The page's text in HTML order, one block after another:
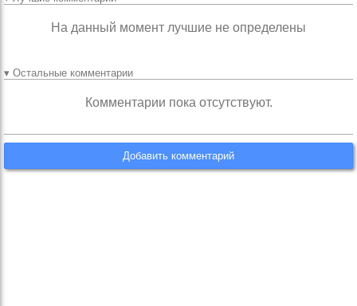
На данный момент лучшие не определены
▾ Остальные комментарии
Комментарии пока отсутствуют.
Добавить комментарий